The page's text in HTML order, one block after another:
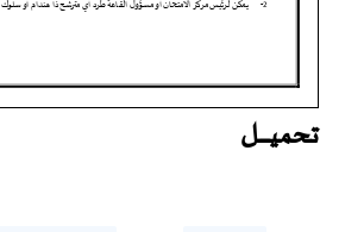
تحميـــــــــل